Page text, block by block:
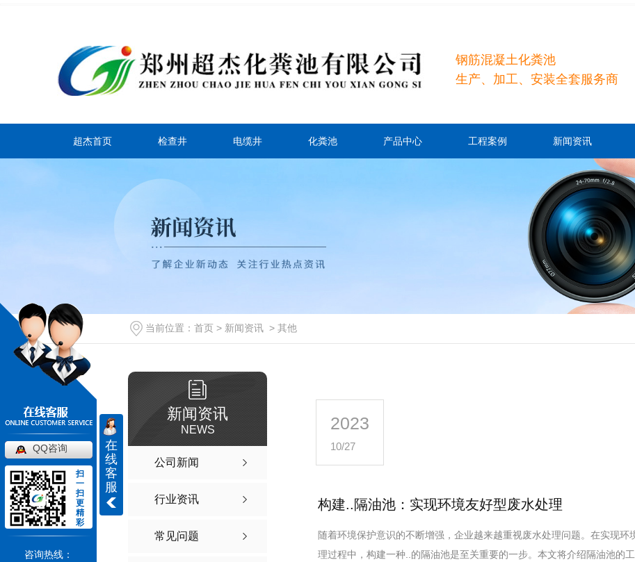
钢筋混凝土化粪池
生产、加工、安装全套服务商
超杰首页 检查井 电缆井 化粪池 产品中心 工程案例 新闻资讯
当前位置： 首页 > 新闻资讯 > 其他
新闻资讯
NEWS
公司新闻
行业资讯
常见问题
2023
10/27
构建..隔油池：实现环境友好型废水处理
随着环境保护意识的不断增强，企业越来越重视废水处理问题。在实现环
理过程中，构建一种..的隔油池是至关重要的一步。本文将介绍隔油池的
在
线
客
服
QQ咨询
扫
一
扫
更
精
彩
咨询热线：